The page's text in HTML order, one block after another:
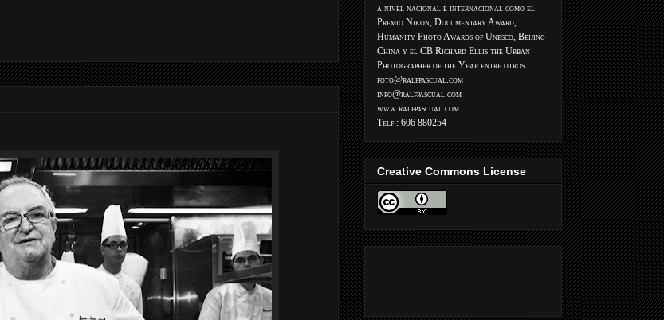
a nivel nacional e internacional como el
Premio Nikon, Documentary Award,
Humanity Photo Awards of Unesco, Beijing
China y el CB Richard Ellis the Urban
Photographer of the Year entre otros.
foto@ralfpascual.com
info@ralfpascual.com
www.ralfpascual.com
Telf.: 606 880254
Creative Commons License